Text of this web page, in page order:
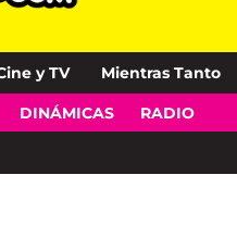
y TV Mientras Tanto
DINÁMICAS RADIO